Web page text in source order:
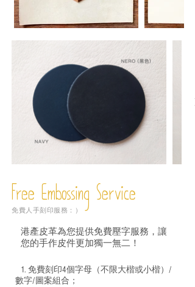
Free Embossing Service
免費人手刻印服務：）
港產皮革為您提供免費壓字服務，讓
您的手作皮件更加獨一無二！
1. 免費刻印4個字母（不限大楷或小楷）/
數字/圖案組合；